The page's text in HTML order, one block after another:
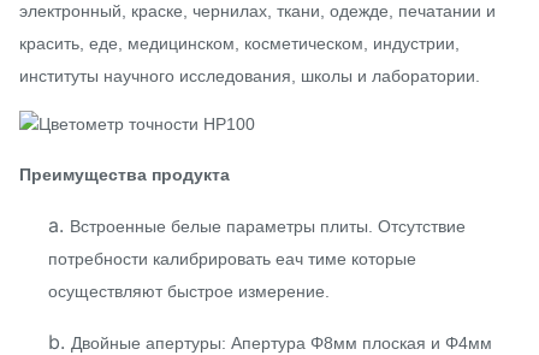
электронный, краске, чернилах, ткани, одежде, печатании и
красить, еде, медицинском, косметическом, индустрии,
институты научного исследования, школы и лаборатории.
Преимущества продукта
a. Встроенные белые параметры плиты. Отсутствие
потребности калибрировать еач тиме которые
осуществляют быстрое измерение.
b. Двойные апертуры: Апертура Φ8мм плоская и Φ4мм